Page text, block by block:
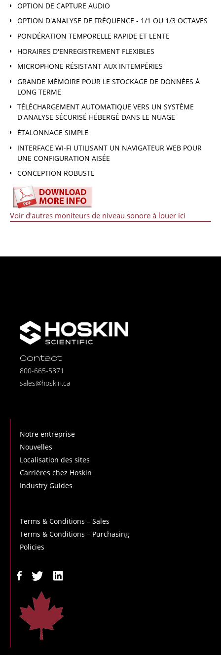
OPTION DE CAPTURE AUDIO
OPTION D'ANALYSE DE FRÉQUENCE - 1/1 OU 1/3 OCTAVES
PONDÉRATION TEMPORELLE RAPIDE ET LENTE
HORAIRES D'ENREGISTREMENT FLEXIBLES
MICROPHONE RÉSISTANT AUX INTEMPÉRIES
GRANDE MÉMOIRE POUR LE STOCKAGE DE DONNÉES À
LONG TERME
TÉLÉCHARGEMENT AUTOMATIQUE VERS UN SYSTÈME
D'ANALYSE SÉCURISÉ HÉBERGÉ DANS LE NUAGE
ÉTALONNAGE SIMPLE
INTERFACE WI-FI UTILISANT UN NAVIGATEUR WEB POUR
UNE CONFIGURATION AISÉE
CONCEPTION ROBUSTE
Voir d'autres moniteurs de niveau sonore à louer ici
Contact
800-665-5871
sales@hoskin.ca
Notre entreprise
Nouvelles
Localisation des sites
Carrières chez Hoskin
Industry Guides
Terms & Conditions – Sales
Terms & Conditions – Purchasing
Policies